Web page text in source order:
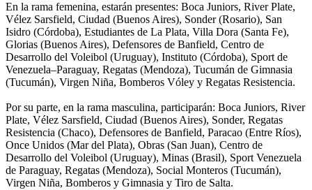
En la rama femenina, estarán presentes: Boca Juniors, River Plate,
Vélez Sarsfield, Ciudad (Buenos Aires), Sonder (Rosario), San
Isidro (Córdoba), Estudiantes de La Plata, Villa Dora (Santa Fe),
Glorias (Buenos Aires), Defensores de Banfield, Centro de
Desarrollo del Voleibol (Uruguay), Instituto (Córdoba), Sport de
Venezuela–Paraguay, Regatas (Mendoza), Tucumán de Gimnasia
(Tucumán), Virgen Niña, Bomberos Vóley y Regatas Resistencia.
Por su parte, en la rama masculina, participarán: Boca Juniors, River
Plate, Vélez Sarsfield, Ciudad (Buenos Aires), Sonder, Regatas
Resistencia (Chaco), Defensores de Banfield, Paracao (Entre Ríos),
Once Unidos (Mar del Plata), Obras (San Juan), Centro de
Desarrollo del Voleibol (Uruguay), Minas (Brasil), Sport Venezuela
de Paraguay, Regatas (Mendoza), Social Monteros (Tucumán),
Virgen Niña, Bomberos y Gimnasia y Tiro de Salta.